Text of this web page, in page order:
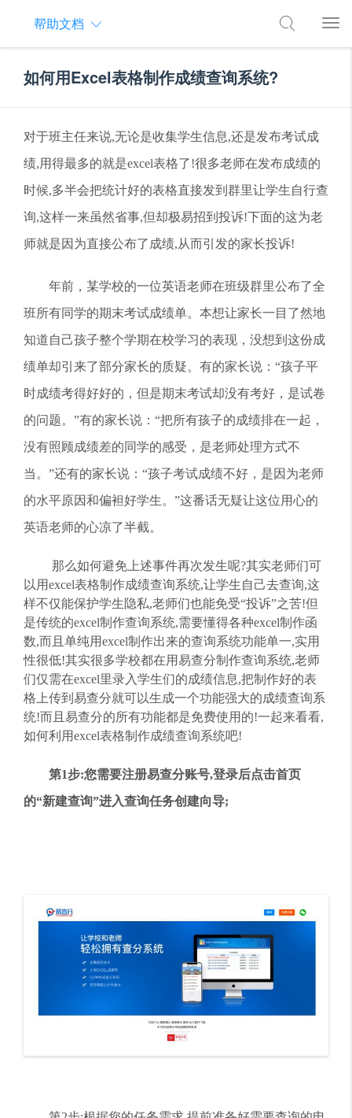
帮助文档
如何用Excel表格制作成绩查询系统?
对于班主任来说,无论是收集学生信息,还是发布考试成
绩,用得最多的就是excel表格了!很多老师在发布成绩的
时候,多半会把统计好的表格直接发到群里让学生自行查
询,这样一来虽然省事,但却极易招到投诉!下面的这为老
师就是因为直接公布了成绩,从而引发的家长投诉!
年前，某学校的一位英语老师在班级群里公布了全
班所有同学的期末考试成绩单。本想让家长一目了然地
知道自己孩子整个学期在校学习的表现，没想到这份成
绩单却引来了部分家长的质疑。有的家长说：“孩子平
时成绩考得好好的，但是期末考试却没有考好，是试卷
的问题。”有的家长说：“把所有孩子的成绩排在一起，
没有照顾成绩差的同学的感受，是老师处理方式不
当。”还有的家长说：“孩子考试成绩不好，是因为老师
的水平原因和偏袒好学生。”这番话无疑让这位用心的
英语老师的心凉了半截。
那么如何避免上述事件再次发生呢?其实老师们可
以用excel表格制作成绩查询系统,让学生自己去查询,这
样不仅能保护学生隐私,老师们也能免受“投诉”之苦!但
是传统的excel制作查询系统,需要懂得各种excel制作函
数,而且单纯用excel制作出来的查询系统功能单一,实用
性很低!其实很多学校都在用易查分制作查询系统,老师
们仅需在excel里录入学生们的成绩信息,把制作好的表
格上传到易查分就可以生成一个功能强大的成绩查询系
统!而且易查分的所有功能都是免费使用的!一起来看看,
如何利用excel表格制作成绩查询系统吧!
第1步:您需要注册易查分账号,登录后点击首页
的“新建查询”进入查询任务创建向导;